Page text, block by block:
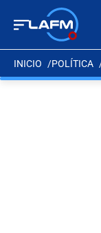
INICIO POLÍTICA